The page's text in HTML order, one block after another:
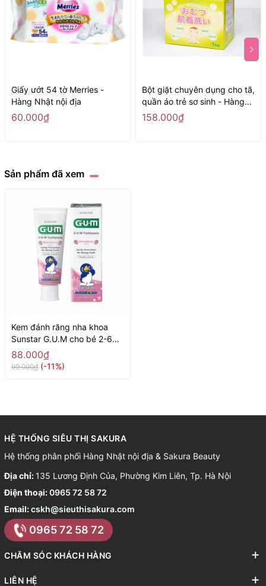
Giấy ướt 54 tờ Merries -
Hàng Nhật nội địa
60.000₫
Bột giặt chuyên dụng cho tã,
quần áo trẻ sơ sinh - Hàng
Nhật nội địa
158.000₫
Sản phẩm đã xem
Kem đánh răng nha khoa
Sunstar G.U.M cho bé 2-6
tuổi 70g ( hương dâu) -
Hàng Nhật nội địa
88.000₫
99.000₫ (-11%)
HỆ THỐNG SIÊU THỊ SAKURA
Hệ thống phân phối Hàng Nhật nội địa & Sakura Beauty
Địa chỉ: 135 Lương Định Của, Phường Kim Liên, Tp. Hà Nội
Điện thoại:0965 72 58 72
Email:cskh@sieuthisakura.com
0965 72 58 72
CHĂM SÓC KHÁCH HÀNG
LIÊN HỆ